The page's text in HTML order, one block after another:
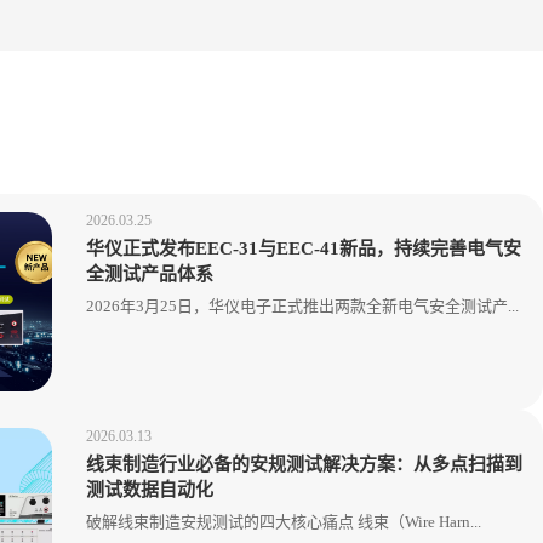
2026.03.25
华仪正式发布EEC-31与EEC-41新品，持续完善电气安
全测试产品体系
2026年3月25日，华仪电子正式推出两款全新电气安全测试产...
2026.03.13
线束制造行业必备的安规测试解决方案：从多点扫描到
测试数据自动化
破解线束制造安规测试的四大核心痛点 线束（Wire Harn...